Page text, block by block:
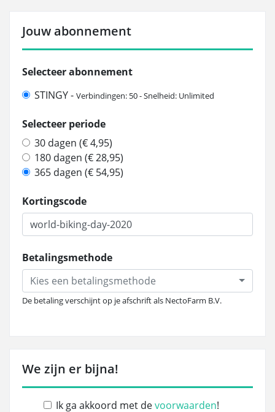
Jouw abonnement
Selecteer abonnement
STINGY - Verbindingen: 50 - Snelheid: Unlimited
Selecteer periode
30 dagen (€ 4,95)
180 dagen (€ 28,95)
365 dagen (€ 54,95)
Kortingscode
Betalingsmethode
Kies een betalingsmethode
De betaling verschijnt op je afschrift als NectoFarm B.V.
We zijn er bijna!
Ik ga akkoord met devoorwaarden!